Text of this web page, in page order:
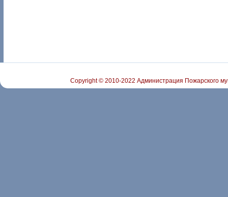
Copyright © 2010-2022 Администрация Пожарского